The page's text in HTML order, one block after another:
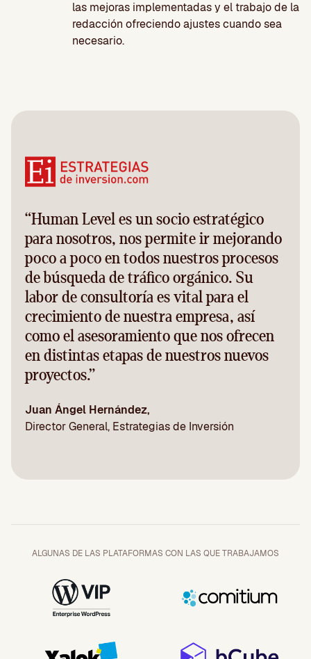
las mejoras implementadas y el trabajo de la
redacción ofreciendo ajustes cuando sea
necesario.
“Human Level es un socio estratégico
para nosotros, nos permite ir mejorando
poco a poco en todos nuestros procesos
de búsqueda de tráfico orgánico. Su
labor de consultoría es vital para el
crecimiento de nuestra empresa, así
como el asesoramiento que nos ofrecen
en distintas etapas de nuestros nuevos
proyectos.”
Juan Ángel Hernández,
Director General, Estrategias de Inversión
ALGUNAS DE LAS PLATAFORMAS CON LAS QUE TRABAJAMOS